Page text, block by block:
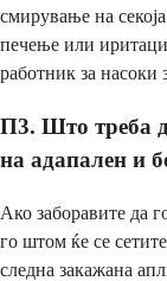
смирување на
печење или
работник за насоки
П3. Што треба
на адапален и
Ако заборавите да
го штом ќе се
следна закажана